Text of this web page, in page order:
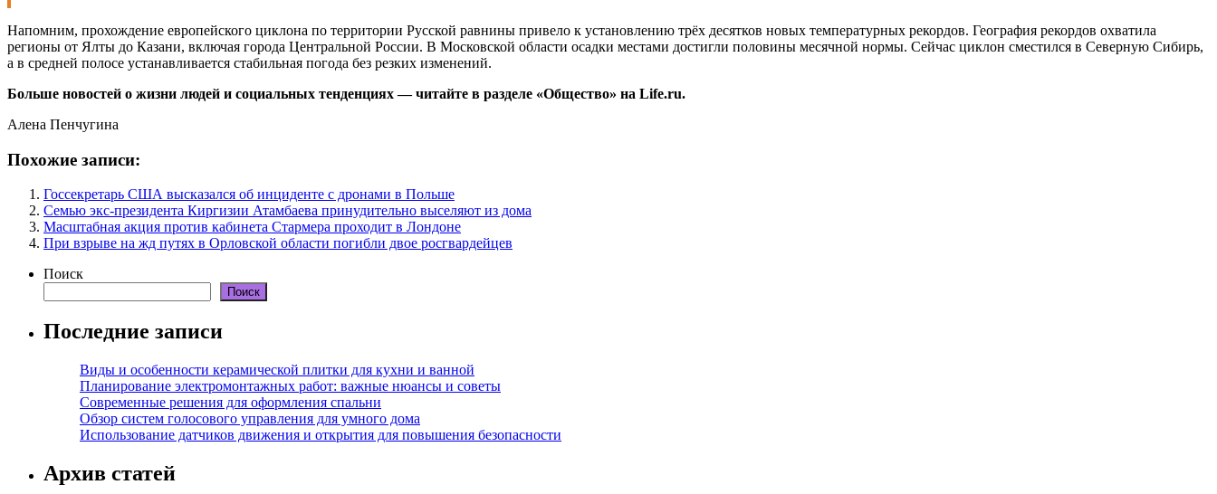
Напомним, прохождение европейского циклона по территории Русской равнины привело к установлению трёх десятков новых температурных рекордов. География рекордов охватила
регионы от Ялты до Казани, включая города Центральной России. В Московской области осадки местами достигли половины месячной нормы. Сейчас циклон сместился в Северную Сибирь,
а в средней полосе устанавливается стабильная погода без резких изменений.
Больше новостей о жизни людей и социальных тенденциях — читайте в разделе «Общество» на Life.ru.
Алена Пенчугина
Похожие записи:
Госсекретарь США высказался об инциденте с дронами в Польше
Семью экс-президента Киргизии Атамбаева принудительно выселяют из дома
Масштабная акция против кабинета Стармера проходит в Лондоне
При взрыве на жд путях в Орловской области погибли двое росгвардейцев
Поиск
Поиск
Последние записи
Виды и особенности керамической плитки для кухни и ванной
Планирование электромонтажных работ: важные нюансы и советы
Современные решения для оформления спальни
Обзор систем голосового управления для умного дома
Использование датчиков движения и открытия для повышения безопасности
Архив статей